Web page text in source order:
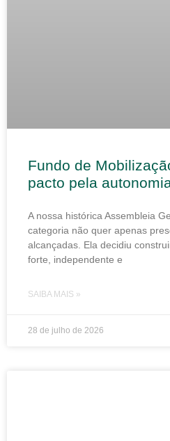
Fundo de
pacto pela
A nossa histórica Assembleia
categoria não quer apenas
alcançadas. Ela decidiu
forte, independente e
SAIBA MAIS »
28 de julho de 2026